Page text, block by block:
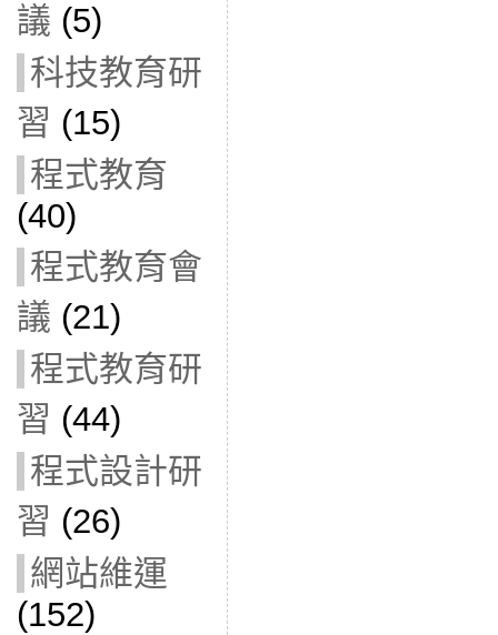
議 (5)
科技教育研
習 (15)
程式教育
(40)
程式教育會
議 (21)
程式教育研
習 (44)
程式設計研
習 (26)
網站維運
(152)